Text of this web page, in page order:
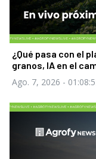
¿Qué pasa con el
granos, IA en el
Ago. 7, 2026 -